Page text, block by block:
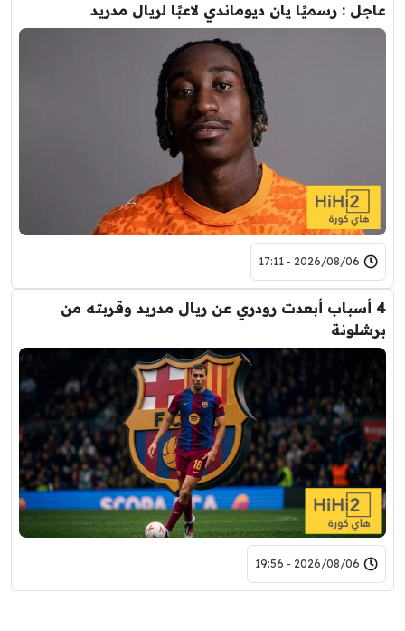
عاجل : رسميًا يان ديوماندي لاعبًا لريال مدريد
2026/08/06 - 17:11
4 أسباب أبعدت رودري عن ريال مدريد وقربته من
برشلونة
2026/08/06 - 19:56